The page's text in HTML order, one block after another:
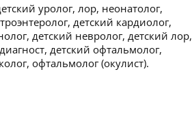
уролог, лор, неонатолог,
детский кардиолог,
детский невролог, детский лор,
детский офтальмолог,
офтальмолог (окулист).